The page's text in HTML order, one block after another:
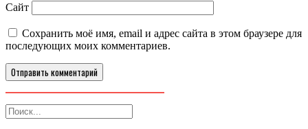
Сайт
Сохранить моё имя, email и адрес сайта в этом браузере для
последующих моих комментариев.